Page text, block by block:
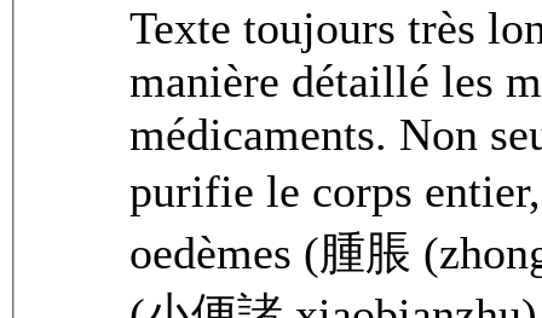
Texte toujours très
manière détaillé les
médicaments. Non
purifie le corps
oedèmes (腫脹